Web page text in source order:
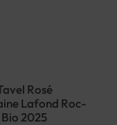
Rosé
Lafond Roc-
2025